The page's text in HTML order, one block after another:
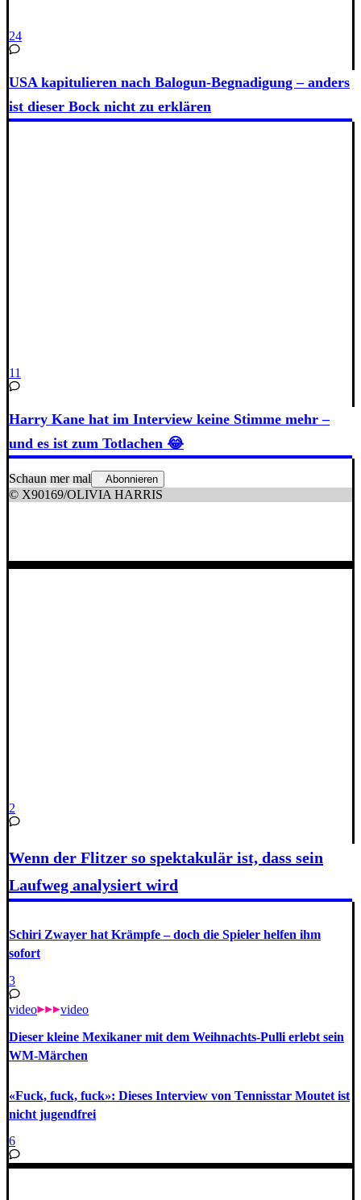
24
USA kapitulieren nach Balogun-Begnadigung – anders
ist dieser Bock nicht zu erklären
11
Harry Kane hat im Interview keine Stimme mehr –
und es ist zum Totlachen 😂
Schaun mer mal Abonnieren
© X90169/OLIVIA HARRIS
2
Wenn der Flitzer so spektakulär ist, dass sein
Laufweg analysiert wird
Schiri Zwayer hat Krämpfe – doch die Spieler helfen ihm
sofort
3
video video
Dieser kleine Mexikaner mit dem Weihnachts-Pulli erlebt sein
WM-Märchen
«Fuck, fuck, fuck»: Dieses Interview von Tennisstar Moutet ist
nicht jugendfrei
6